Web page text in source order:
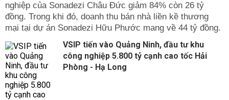
nghiệp của Sonadezi Châu Đức giảm 84% còn 26 tỷ
đồng. Trong khi đó, doanh thu bán nhà liền kề thương
mại tại dự án Sonadezi Hữu Phước mang về 44 tỷ đồng.
VSIP tiến vào Quảng Ninh, đầu tư khu
công nghiệp 5.800 tỷ cạnh cao tốc Hải
Phòng - Hạ Long